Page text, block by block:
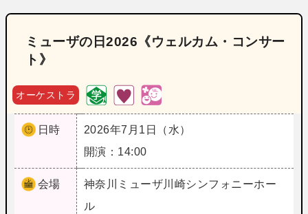
ミューザの日2026《ウェルカム・コンサー
ト》
オーケストラ
日時
2026年7月1日（水）
開演：14:00
会場 神奈川 ミューザ川崎シンフォニーホー
ル